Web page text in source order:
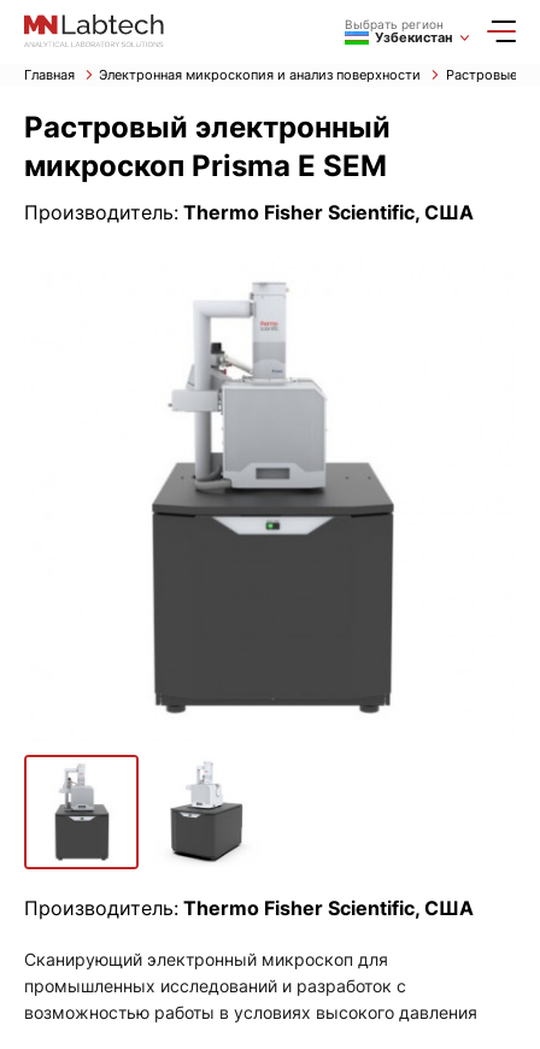
Выбрать регион
Узбекистан
Главная Электронная микроскопия и анализ поверхности Растровые
Растровый электронный
микроскоп Prisma E SEM
Производитель: Thermo Fisher Scientific, США
Производитель: Thermo Fisher Scientific, США
Сканирующий электронный микроскоп для
промышленных исследований и разработок с
возможностью работы в условиях высокого давления